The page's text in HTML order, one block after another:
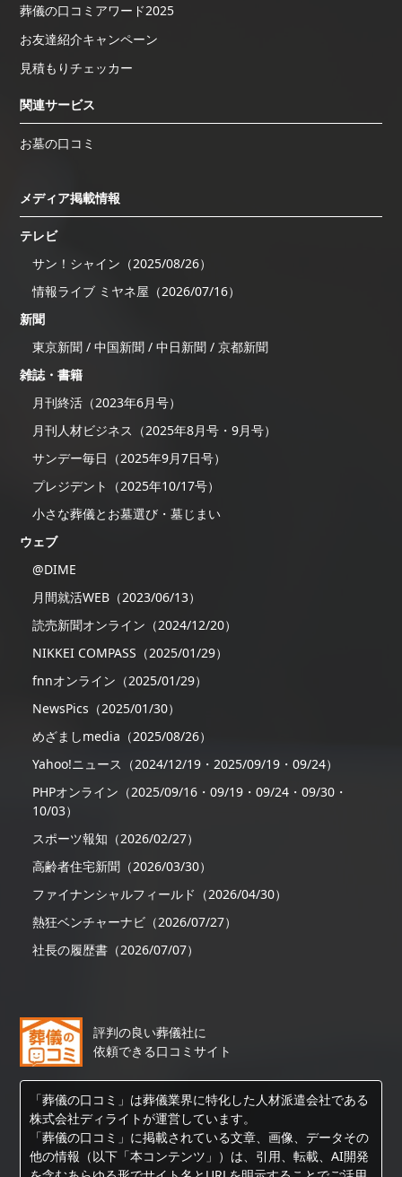
葬儀の口コミアワード2025
お友達紹介キャンペーン
見積もりチェッカー
関連サービス
お墓の口コミ
メディア掲載情報
テレビ
サン！シャイン（2025/08/26）
情報ライブ ミヤネ屋（2026/07/16）
新聞
東京新聞 / 中国新聞 / 中日新聞 / 京都新聞
雑誌・書籍
月刊終活（2023年6月号）
月刊人材ビジネス（2025年8月号・9月号）
サンデー毎日（2025年9月7日号）
プレジデント（2025年10/17号）
小さな葬儀とお墓選び・墓じまい
ウェブ
@DIME
月間就活WEB（2023/06/13）
読売新聞オンライン（2024/12/20）
NIKKEI COMPASS（2025/01/29）
fnnオンライン（2025/01/29）
NewsPics（2025/01/30）
めざましmedia（2025/08/26）
Yahoo!ニュース（2024/12/19・2025/09/19・09/24）
PHPオンライン（2025/09/16・09/19・09/24・09/30・
10/03）
スポーツ報知（2026/02/27）
高齢者住宅新聞（2026/03/30）
ファイナンシャルフィールド（2026/04/30）
熱狂ベンチャーナビ（2026/07/27）
社長の履歴書（2026/07/07）
評判の良い葬儀社に
依頼できる口コミサイト
「葬儀の口コミ」は葬儀業界に特化した人材派遣会社である
株式会社ディライトが運営しています。
「葬儀の口コミ」に掲載されている文章、画像、データその
他の情報（以下「本コンテンツ」）は、引用、転載、AI開発